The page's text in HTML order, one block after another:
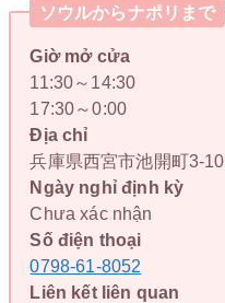
ソウルからナポリまで
Giờ mở cửa
11:30～14:30
17:30～0:00
Địa chỉ
兵庫県西宮市池開町3-10
Ngày nghỉ định kỳ
Chưa xác nhận
Số điện thoại
0798-61-8052
Liên kết liên quan